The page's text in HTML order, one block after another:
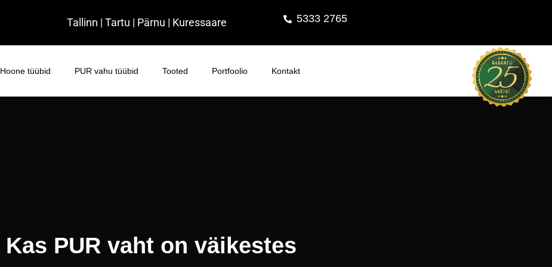
Tallinn | Tartu | Pärnu | Kuressaare 5333 2765
Hoone tüübid PUR vahu tüübid Tooted Portfoolio Kontakt
Kas PUR vaht on väikestes